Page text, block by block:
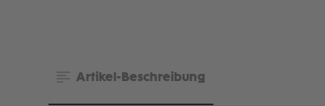
Artikel-Beschreibung